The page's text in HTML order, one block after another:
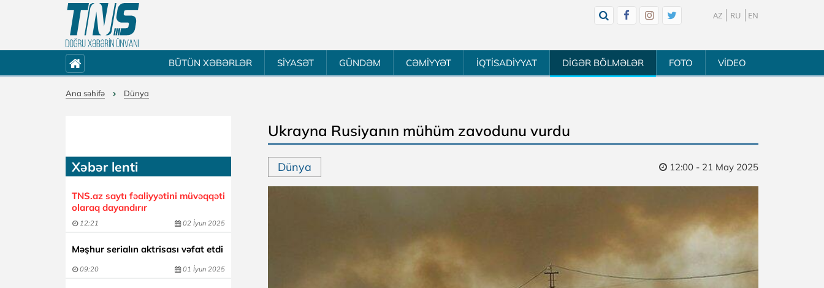
AZ RU EN
BÜTÜN XƏBƏRLƏR SİYASƏT GÜNDƏM CƏMİYYƏT İQTİSADİYYAT DİGƏR BÖLMƏLƏR FOTO VİDEO
Ana səhifə Dünya
Xəbər lenti
TNS.az saytı fəaliyyətini müvəqqəti
olaraq dayandırır
12:21 02 İyun 2025
Məşhur serialın aktrisası vəfat etdi
09:20 01 İyun 2025
Ukrayna Rusiyanın mühüm zavodunu vurdu
Dünya 12:00 - 21 May 2025